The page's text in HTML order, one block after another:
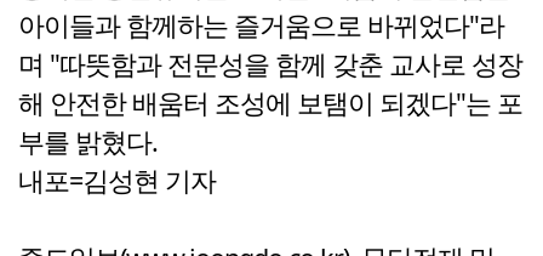
아이들과 함께하는 즐거움으로 바뀌었다"라
며 "따뜻함과 전문성을 함께 갖춘 교사로 성장
해 안전한 배움터 조성에 보탬이 되겠다"는 포
부를 밝혔다.
내포=김성현 기자